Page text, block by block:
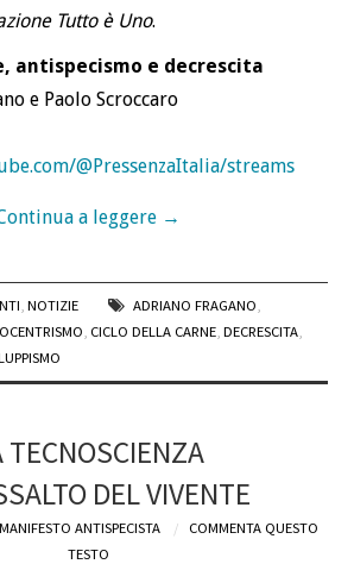
Tutto è Uno.
antispecismo e decrescita
e Paolo Scroccaro
@PressenzaItalia/streams
a leggere →
NOTIZIE ADRIANO FRAGANO
CICLO DELLA CARNE ,DECRESCITA
TECNOSCIENZA
DEL VIVENTE
MANIFESTO ANTISPECISTA
COMMENTA QUESTO
TESTO